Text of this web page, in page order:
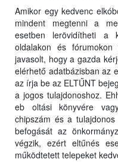
Amikor egy kedvenc
mindent megtenni a
esetben lerövidítheti a
oldalakon és fórumokon
javasolt, hogy a gazda
elérhető adatbázisban az
az írja be az ELTŰNT
a jogos tulajdonoshoz.
eb oltási könyvére
chipszám és a
befogását az
végzik, ezért eltűnés
működtetett telepeket